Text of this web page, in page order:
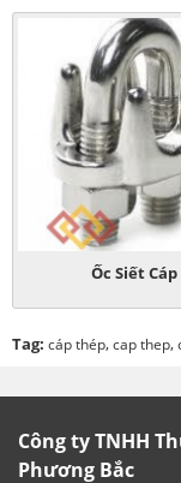
Ốc Siết Cáp
Tag: cáp thép,cap thep,
Công ty TNHH
Phương Bắc